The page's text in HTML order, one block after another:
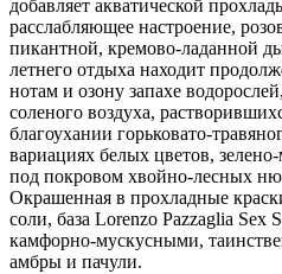
добавляет акватической
расслабляющее настроение,
пикантной, кремово-ладанной
летнего отдыха находит
нотам и озону запахе
соленого воздуха,
благоухании горьковато-
вариациях белых цветов,
под покровом хвойно-лесных
Окрашенная в прохладные
соли, база Lorenzo Pazzaglia Sex
камфорно-мускусными,
амбры и пачули.